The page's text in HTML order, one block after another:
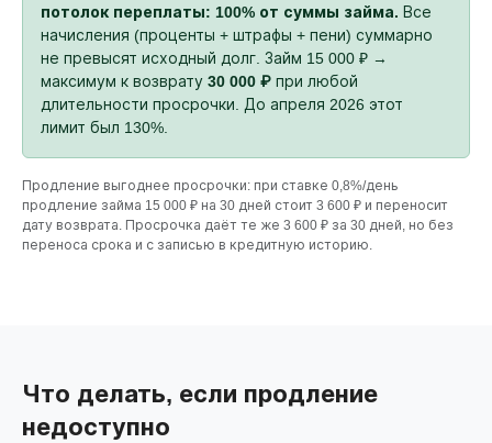
потолок переплаты: 100% от суммы займа. Все
начисления (проценты + штрафы + пени) суммарно
не превысят исходный долг. Займ 15 000 ₽ →
максимум к возврату 30 000 ₽ при любой
длительности просрочки. До апреля 2026 этот
лимит был 130%.
Продление выгоднее просрочки: при ставке 0,8%/день
продление займа 15 000 ₽ на 30 дней стоит 3 600 ₽ и переносит
дату возврата. Просрочка даёт те же 3 600 ₽ за 30 дней, но без
переноса срока и с записью в кредитную историю.
Что делать, если продление
недоступно